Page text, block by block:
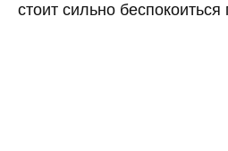
стоит сильно